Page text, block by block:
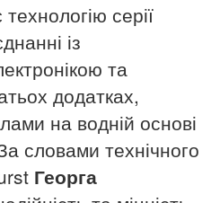
серії
із
та
додатках,
на водній основі
словами технічного
Георга